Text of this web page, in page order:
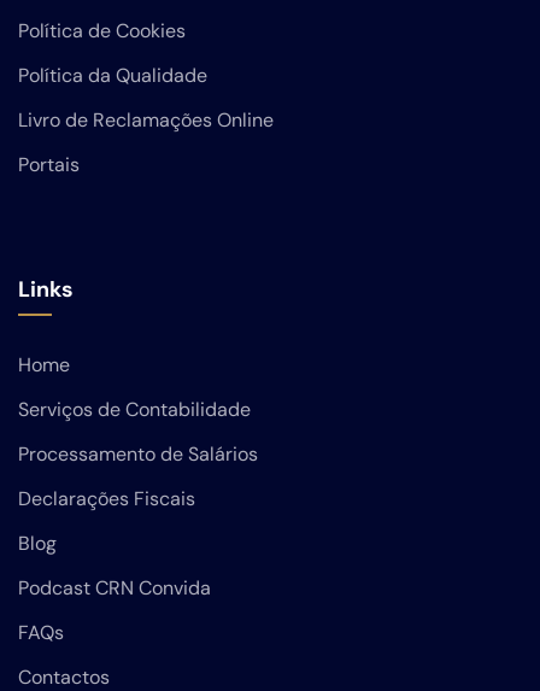
Política de Cookies
Política da Qualidade
Livro de Reclamações Online
Portais
Links
Home
Serviços de Contabilidade
Processamento de Salários
Declarações Fiscais
Blog
Podcast CRN Convida
FAQs
Contactos